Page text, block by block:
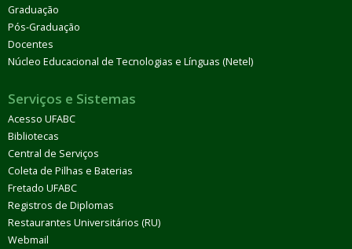
Graduação
Pós-Graduação
Docentes
Núcleo Educacional de Tecnologias e Línguas (Netel)
Serviços e Sistemas
Acesso UFABC
Bibliotecas
Central de Serviços
Coleta de Pilhas e Baterias
Fretado UFABC
Registros de Diplomas
Restaurantes Universitários (RU)
Webmail